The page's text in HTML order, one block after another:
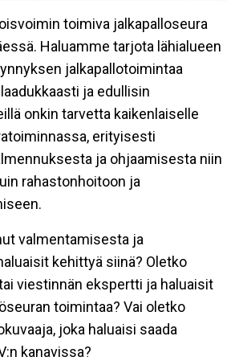
toimiva jalkapalloseura
Haluamme tarjota lähialueen
jalkapallotoimintaa
ja edullisin
onkin tarvetta kaikenlaiselle
erityisesti
ja ohjaamisesta niin
rahastonhoitoon ja
valmentamisesta ja
kehittyä siinä? Oletko
viestinnän ekspertti ja haluaisit
toimintaa? Vai oletko
joka haluaisi saada
kanavissa?